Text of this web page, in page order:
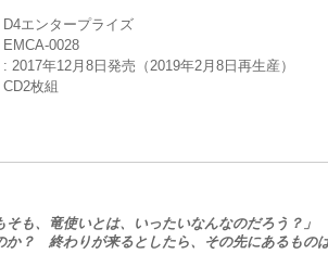
D4エンタープライズ
EMCA-0028
: 2017年12月8日発売（2019年2月8日再生産）
CD2枚組
も、竜使いとは、いったいなんなのだろう？」
か？ 終わりが来るとしたら、その先にあるもの